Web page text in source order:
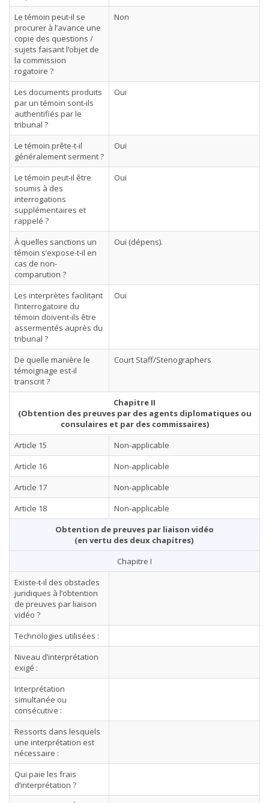
Le témoin peut-il se
procurer à l’avance une
copie des questions /
sujets faisant l’objet de
la commission
rogatoire ?
Non
Les documents produits
par un témoin sont-ils
authentifiés par le
tribunal ?
Oui
Le témoin prête-t-il
généralement serment ?
Oui
Le témoin peut-il être
soumis à des
interrogations
supplémentaires et
rappelé ?
Oui
À quelles sanctions un
témoin s’expose-t-il en
cas de non-
comparution ?
Oui (dépens).
Les interprètes facilitant
l’interrogatoire du
témoin doivent-ils être
assermentés auprès du
tribunal ?
Oui
De quelle manière le
témoignage est-il
transcrit ?
Court Staff/Stenographers
Chapitre II
(Obtention des preuves par des agents diplomatiques ou
consulaires et par des commissaires)
Article 15
Non-applicable
Article 16
Non-applicable
Article 17
Non-applicable
Article 18
Non-applicable
Obtention de preuves par liaison vidéo
(en vertu des deux chapitres)
Chapitre I
Existe-t-il des obstacles
juridiques à l’obtention
de preuves par liaison
vidéo ?
Technologies utilisées :
Niveau d’interprétation
exigé :
Interprétation
simultanée ou
consécutive :
Ressorts dans lesquels
une interprétation est
nécessaire :
Qui paie les frais
d’interprétation ?